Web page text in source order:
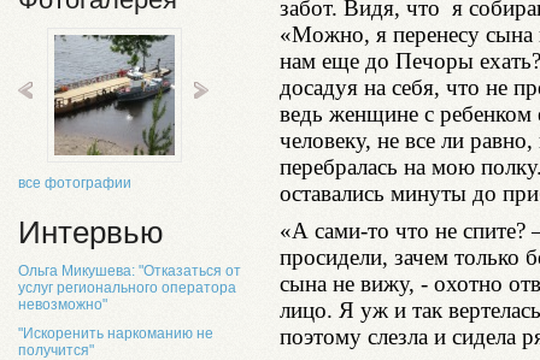
все фотографии
Интервью
Ольга Микушева: "Отказаться от
услуг регионального оператора
невозможно"
"Искоренить наркоманию не
получится"
забот. Видя, что я
«Можно, я перенесу сына
нам еще до Печоры
досадуя на себя, что не
ведь женщине с ребенком
человеку, не все ли
перебралась на мою
оставались минуты до
«А сами-то что не
просидели, зачем только
сына не вижу, - охотно
лицо. Я уж и так
поэтому слезла и сидела